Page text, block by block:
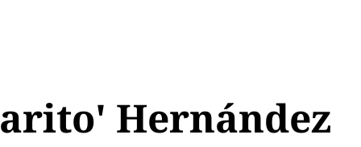
Hernández